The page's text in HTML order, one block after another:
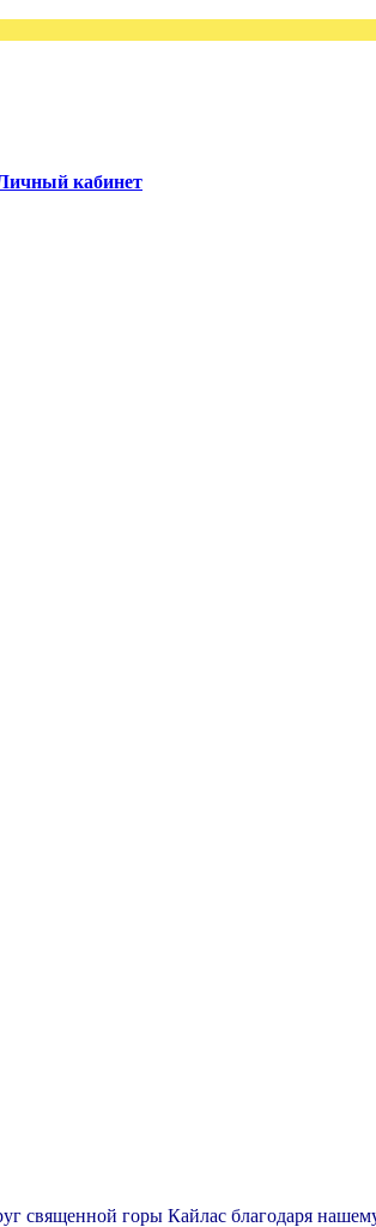
кабинет
священной горы Кайлас благодаря